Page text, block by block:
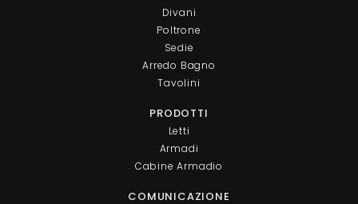
Divani
Poltrone
Sedie
Arredo Bagno
Tavolini
PRODOTTI
Letti
Armadi
Cabine Armadio
COMUNICAZIONE